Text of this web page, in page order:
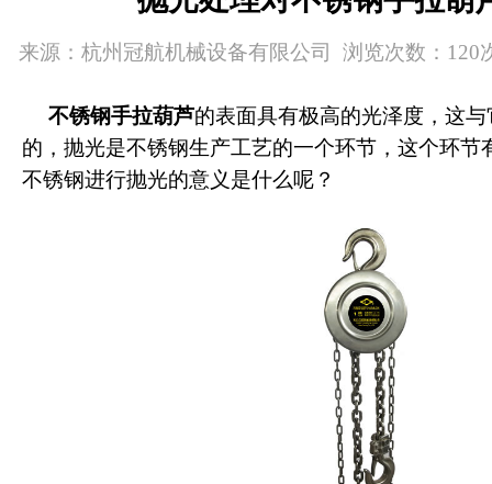
来源：杭州冠航机械设备有限公司 浏览次数：120
不锈钢手拉葫芦的表面具有极高的光泽度，这
的，抛光是不锈钢生产工艺的一个环节，这个环节
不锈钢进行抛光的意义是什么呢？